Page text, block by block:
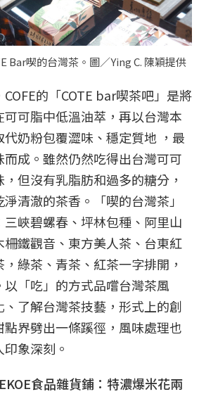
Bar喫的台灣茶。圖／Ying C. 陳穎提供
的「COTE bar喫茶吧」是將
可脂中低溫油萃，再以台灣本
奶粉包覆澀味、穩定質地 ，最
成。雖然仍然吃得出台灣可可
但沒有乳脂肪和過多的糖分，
清澈的茶香。「喫的台灣茶」
峽碧螺春、坪林包種、阿里山
鐵觀音、東方美人茶、台東紅
綠茶、青茶、紅茶一字排開，
「吃」的方式品嚐台灣茶風
了解台灣茶技藝，形式上的創
界劈出一條蹊徑，風味處理也
象深刻。
食品雜貨鋪：特濃爆米花兩